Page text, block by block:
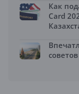
Как
Card